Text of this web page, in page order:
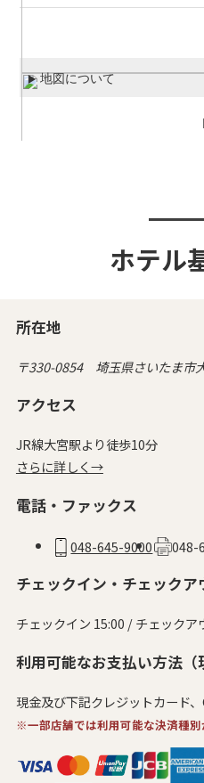
ホテル
所在地
〒330-0854 埼玉県さいたま市
アクセス
JR線大宮駅より徒歩10分
さらに詳しく→
電話・ファックス
048-645-9000 048-
チェックイン・チェックア
チェックイン 15:00 / チェックア
利用可能なお支払い方法（
現金及び下記クレジットカード、
※一部店舗では利用可能な決済種別